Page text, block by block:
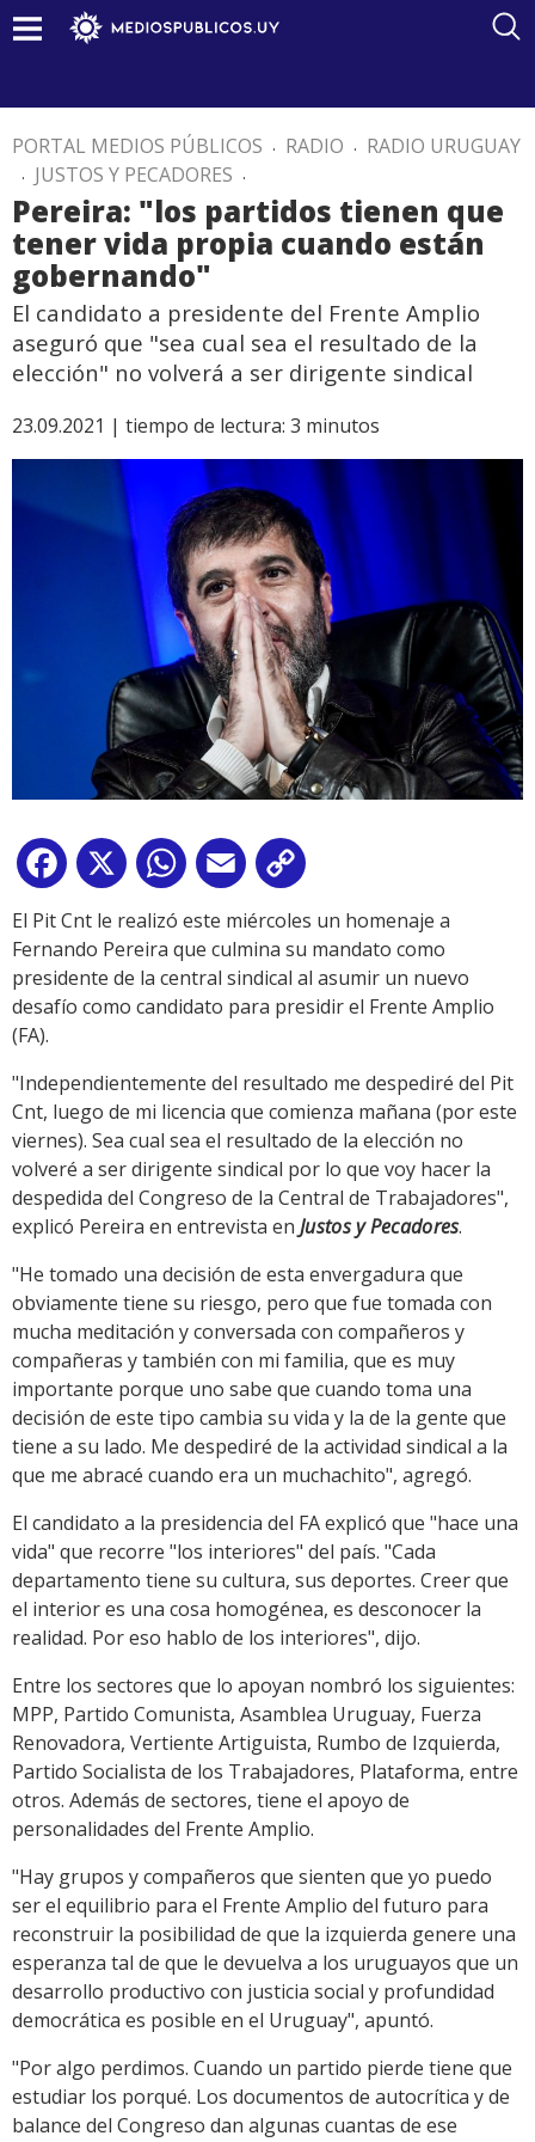
PORTAL MEDIOS PÚBLICOS . RADIO . RADIO URUGUAY
. JUSTOS Y PECADORES .
Pereira: "los partidos tienen que
tener vida propia cuando están
gobernando"
El candidato a presidente del Frente Amplio
aseguró que "sea cual sea el resultado de la
elección" no volverá a ser dirigente sindical
23.09.2021 | tiempo de lectura: 3 minutos
Facebook
X WhatsApp
Email
Link
El Pit Cnt le realizó este miércoles un homenaje a
Fernando Pereira que culmina su mandato como
presidente de la central sindical al asumir un nuevo
desafío como candidato para presidir el Frente Amplio
(FA).
"Independientemente del resultado me despediré del Pit
Cnt, luego de mi licencia que comienza mañana (por este
viernes). Sea cual sea el resultado de la elección no
volveré a ser dirigente sindical por lo que voy hacer la
despedida del Congreso de la Central de Trabajadores",
explicó Pereira en entrevista en Justos y Pecadores.
"He tomado una decisión de esta envergadura que
obviamente tiene su riesgo, pero que fue tomada con
mucha meditación y conversada con compañeros y
compañeras y también con mi familia, que es muy
importante porque uno sabe que cuando toma una
decisión de este tipo cambia su vida y la de la gente que
tiene a su lado. Me despediré de la actividad sindical a la
que me abracé cuando era un muchachito", agregó.
El candidato a la presidencia del FA explicó que "hace una
vida" que recorre "los interiores" del país. "Cada
departamento tiene su cultura, sus deportes. Creer que
el interior es una cosa homogénea, es desconocer la
realidad. Por eso hablo de los interiores", dijo.
Entre los sectores que lo apoyan nombró los siguientes:
MPP, Partido Comunista, Asamblea Uruguay, Fuerza
Renovadora, Vertiente Artiguista, Rumbo de Izquierda,
Partido Socialista de los Trabajadores, Plataforma, entre
otros. Además de sectores, tiene el apoyo de
personalidades del Frente Amplio.
"Hay grupos y compañeros que sienten que yo puedo
ser el equilibrio para el Frente Amplio del futuro para
reconstruir la posibilidad de que la izquierda genere una
esperanza tal de que le devuelva a los uruguayos que un
desarrollo productivo con justicia social y profundidad
democrática es posible en el Uruguay", apuntó.
"Por algo perdimos. Cuando un partido pierde tiene que
estudiar los porqué. Los documentos de autocrítica y de
balance del Congreso dan algunas cuantas de ese